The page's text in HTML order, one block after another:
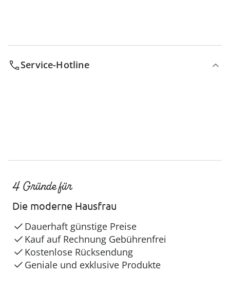
Service-Hotline
4 Gründe für
Die moderne Hausfrau
Dauerhaft günstige Preise
Kauf auf Rechnung Gebührenfrei
Kostenlose Rücksendung
Geniale und exklusive Produkte